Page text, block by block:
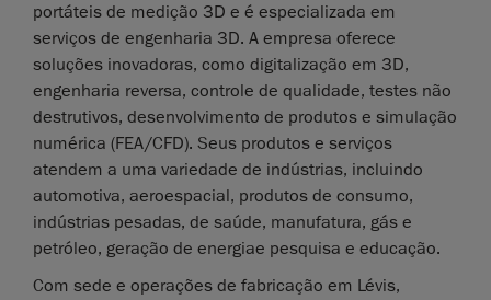
portáteis de medição 3D e é especializada em
serviços de engenharia 3D. A empresa oferece
soluções inovadoras, como digitalização em 3D,
engenharia reversa, controle de qualidade, testes não
destrutivos, desenvolvimento de produtos e simulação
numérica (FEA/CFD). Seus produtos e serviços
atendem a uma variedade de indústrias, incluindo
automotiva, aeroespacial, produtos de consumo,
indústrias pesadas, de saúde, manufatura, gás e
petróleo, geração de energiae pesquisa e educação.
Com sede e operações de fabricação em Lévis,